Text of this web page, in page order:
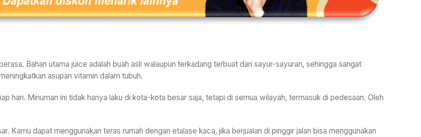
Bahan utama juice adalah buah asli walaupun terkadang terbuat dari sayur-sayuran, sehingga sangat
asupan vitamin dalam tubuh.
hari. Minuman ini tidak hanya laku di kota-kota besar saja, tetapi di semua wilayah, termasuk di pedesaan. Oleh
Kamu dapat menggunakan teras rumah dengan etalase kaca, jika berjualan di pinggir jalan bisa menggunakan